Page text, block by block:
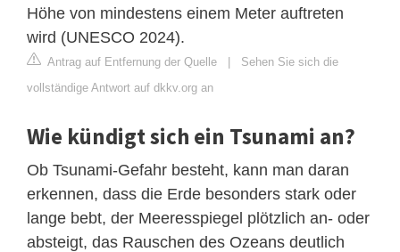
Höhe von mindestens einem Meter auftreten
wird (UNESCO 2024).
Antrag auf Entfernung der Quelle | Sehen Sie sich die
vollständige Antwort auf dkkv.org an
Wie kündigt sich ein Tsunami an?
Ob Tsunami-Gefahr besteht, kann man daran
erkennen, dass die Erde besonders stark oder
lange bebt, der Meeresspiegel plötzlich an- oder
absteigt, das Rauschen des Ozeans deutlich